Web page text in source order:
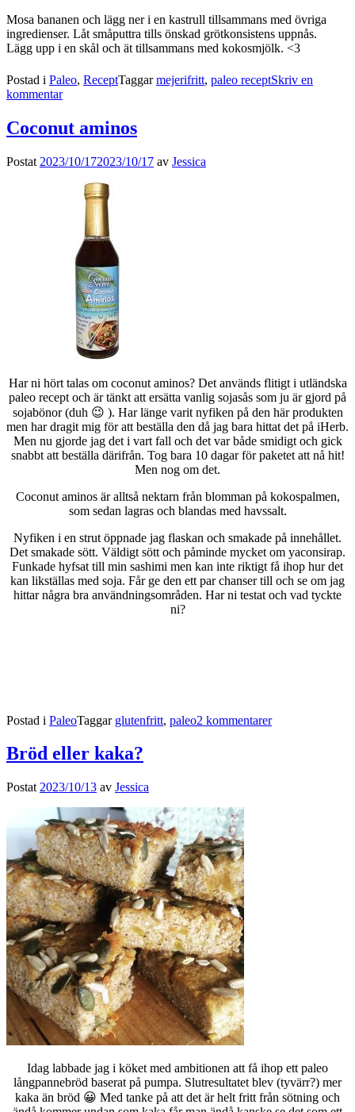
Mosa bananen och lägg ner i en kastrull tillsammans med övriga
ingredienser. Låt småputtra tills önskad grötkonsistens uppnås.
Lägg upp i en skål och ät tillsammans med kokosmjölk. <3
Postad i Paleo, ReceptTaggarmejerifritt, paleo receptSkriv en
kommentar
Coconut aminos
Postat 2023/10/172023/10/17 av Jessica
Har ni hört talas om coconut aminos? Det används flitigt i utländska
paleo recept och är tänkt att ersätta vanlig sojasås som ju är gjord på
sojabönor (duh 😉 ). Har länge varit nyfiken på den här produkten
men har dragit mig för att beställa den då jag bara hittat det på iHerb.
Men nu gjorde jag det i vart fall och det var både smidigt och gick
snabbt att beställa därifrån. Tog bara 10 dagar för paketet att nå hit!
Men nog om det.
Coconut aminos är alltså nektarn från blomman på kokospalmen,
som sedan lagras och blandas med havssalt.
Nyfiken i en strut öppnade jag flaskan och smakade på innehållet.
Det smakade sött. Väldigt sött och påminde mycket om yaconsirap.
Funkade hyfsat till min sashimi men kan inte riktigt få ihop hur det
kan likställas med soja. Får ge den ett par chanser till och se om jag
hittar några bra användningsområden. Har ni testat och vad tyckte
ni?
Postad i PaleoTaggar glutenfritt, paleo2 kommentarer
Bröd eller kaka?
Postat 2023/10/13 av Jessica
Idag labbade jag i köket med ambitionen att få ihop ett paleo
långpannebröd baserat på pumpa. Slutresultatet blev (tyvärr?) mer
kaka än bröd 😀 Med tanke på att det är helt fritt från sötning och